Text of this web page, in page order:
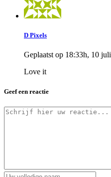
D Pixels
Geplaatst op 18:33h, 10 juli
Love it
Geef een reactie